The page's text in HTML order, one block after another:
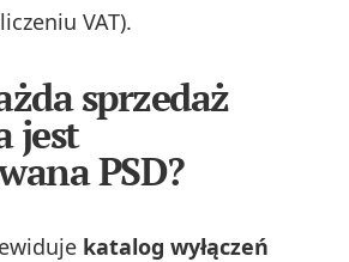
VAT).
sprzedaż
jest
PSD?
katalog wyłączeń